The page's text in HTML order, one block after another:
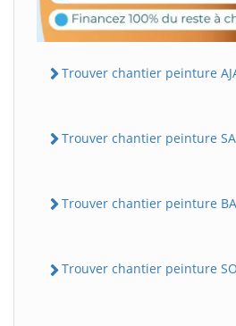
Trouver chantier peinture
Trouver chantier peinture
Trouver chantier peinture
Trouver chantier peinture